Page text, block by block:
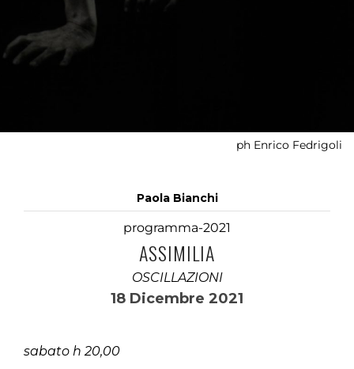
ph Enrico Fedrigoli
Paola Bianchi
programma-2021
ASSIMILIA
OSCILLAZIONI
18 Dicembre 2021
sabato h 20,00